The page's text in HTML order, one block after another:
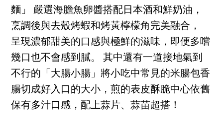
麵」 嚴選海膽魚卵醬搭配日本酒和鮮奶油，
烹調後與去殼烤蝦和烤黃檸檬角完美融合，
呈現濃郁甜美的口感與極鮮的滋味，即便多嚐
幾口也不會感到膩。 其中還有一道接地氣到
不行的「大腸小腸」將小吃中常見的米腸包香
腸切成好入口的大小，煎的表皮酥脆中心依舊
保有多汁口感，配上蒜片、蒜苗超搭！